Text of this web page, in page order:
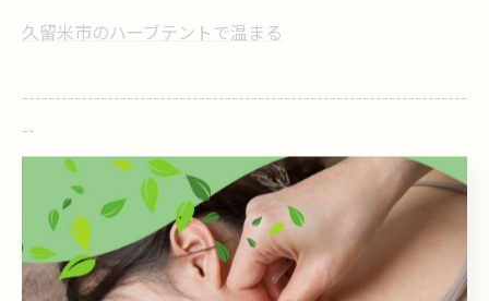
久留米市のハーブテントで温まる
--------------------------------------------------------------------
--
ハーブテント
< 前のページ 一覧に戻る 次のページ >